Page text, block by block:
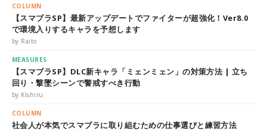
COLUMN
【スマブラSP】最新アップデートでファイターが超強化！Ver8.0
で環境入りするキャラを予想します
by Raito
MEASURES
【スマブラSP】DLC新キャラ「ミェンミェン」の対策方法 | 立ち
回り・撃墜シーンで警戒すべき行動
by Kishiru
COLUMN
社会人が本気でスマブラに取り組むための仕事選びと練習方法